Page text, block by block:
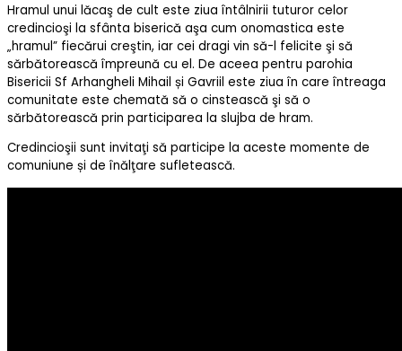
Hramul unui lăcaş de cult este ziua întâlnirii tuturor celor
credincioşi la sfânta biserică aşa cum onomastica este
„hramul” fiecărui creştin, iar cei dragi vin să-l felicite şi să
sărbătorească împreună cu el. De aceea pentru parohia
Bisericii Sf Arhangheli Mihail și Gavriil este ziua în care întreaga
comunitate este chemată să o cinstească şi să o
sărbătorească prin participarea la slujba de hram.
Credincioşii sunt invitaţi să participe la aceste momente de
comuniune și de înălţare sufletească.